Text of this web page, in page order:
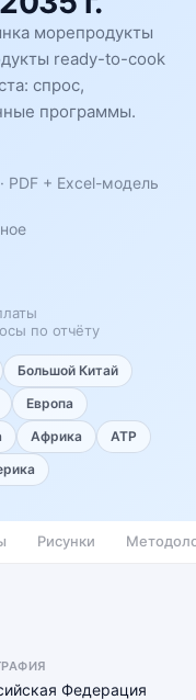
морепродукты
ready-to-cook
спрос,
программы.
PDF + Excel-модель
по отчёту
Большой Китай
Европа
Африка
АТР
Рисунки
Федерация